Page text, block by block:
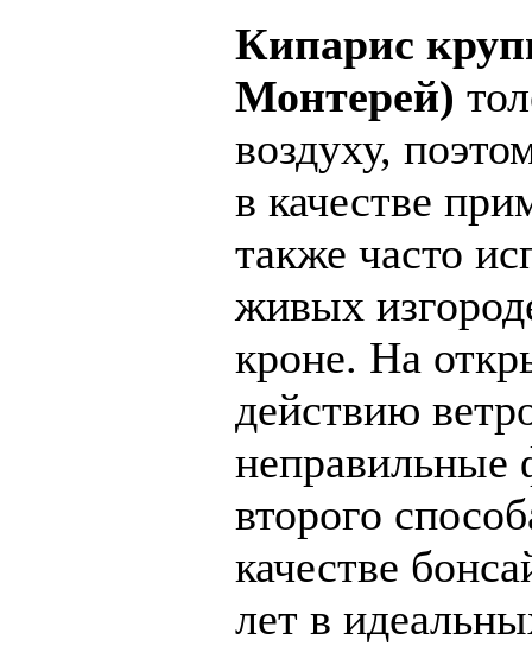
Кипарис
Монтерей)
воздуху,
в качестве
также часто
живых
кроне. На
действию
неправильные
второго
качестве
лет в